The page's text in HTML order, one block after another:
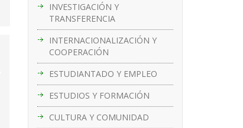
INVESTIGACIÓN Y
TRANSFERENCIA
INTERNACIONALIZACIÓN Y
COOPERACIÓN
ESTUDIANTADO Y EMPLEO
ESTUDIOS Y FORMACIÓN
CULTURA Y COMUNIDAD